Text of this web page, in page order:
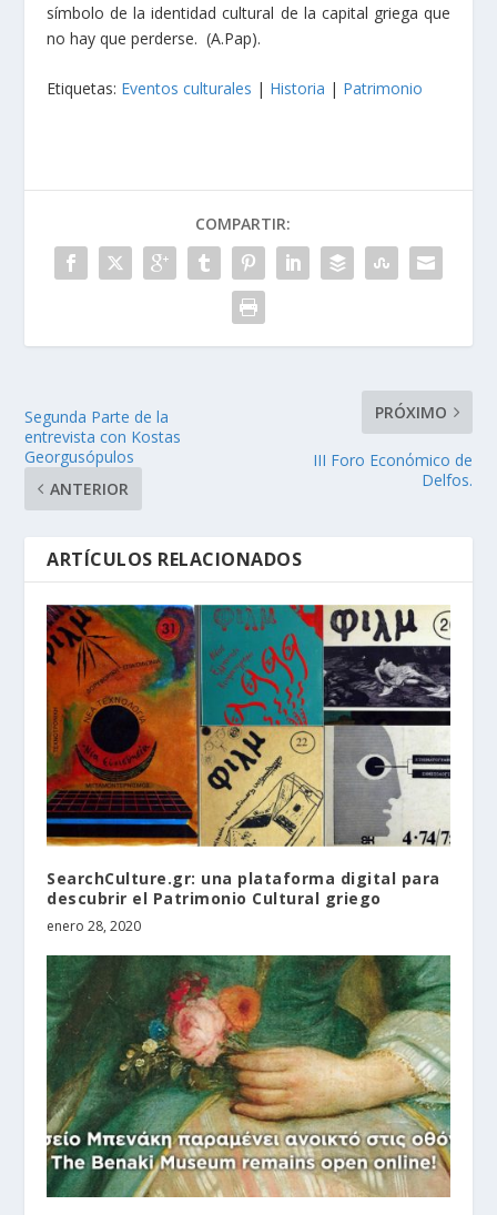
símbolo de la identidad cultural de la capital griega que
no hay que perderse. (A.Pap).
Etiquetas: Eventos culturales | Historia | Patrimonio
COMPARTIR:
Segunda Parte de la
entrevista con Kostas
Georgusópulos
ANTERIOR
PRÓXIMO
III Foro Econόmico de
Delfos.
ARTÍCULOS RELACIONADOS
SearchCulture.gr: una plataforma digital para
descubrir el Patrimonio Cultural griego
enero 28, 2020